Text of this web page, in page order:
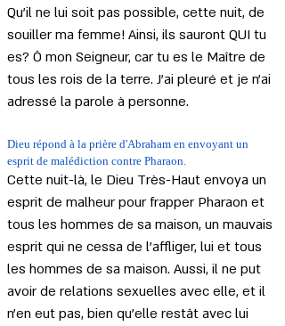
Qu'il ne lui soit pas possible, cette nuit, de
souiller ma femme! Ainsi, ils sauront QUI tu
es? Ô mon Seigneur, car tu es le Maître de
tous les rois de la terre. J'ai pleuré et je n'ai
adressé la parole à personne.
Dieu répond à la prière d'Abraham en envoyant un
esprit de malédiction contre Pharaon.
Cette nuit-là, le Dieu Très-Haut envoya un
esprit de malheur pour frapper Pharaon et
tous les hommes de sa maison, un mauvais
esprit qui ne cessa de l'affliger, lui et tous
les hommes de sa maison. Aussi, il ne put
avoir de relations sexuelles avec elle, et il
n'en eut pas, bien qu'elle restât avec lui